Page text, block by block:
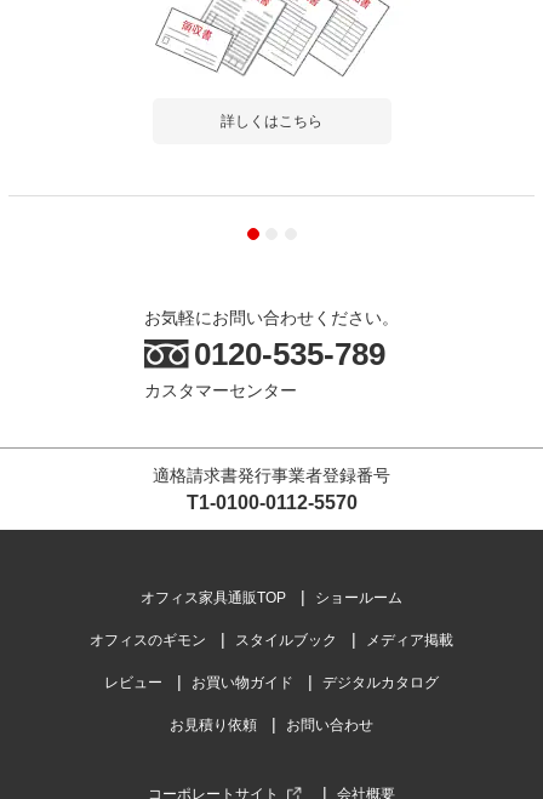
詳しくはこちら
お気軽にお問い合わせください。
0120-535-789
カスタマーセンター
適格請求書発行事業者登録番号
T1-0100-0112-5570
オフィス家具通販TOP ショールーム
オフィスのギモン スタイルブック メディア掲載
レビュー お買い物ガイド デジタルカタログ
お見積り依頼 お問い合わせ
コーポレートサイト 会社概要